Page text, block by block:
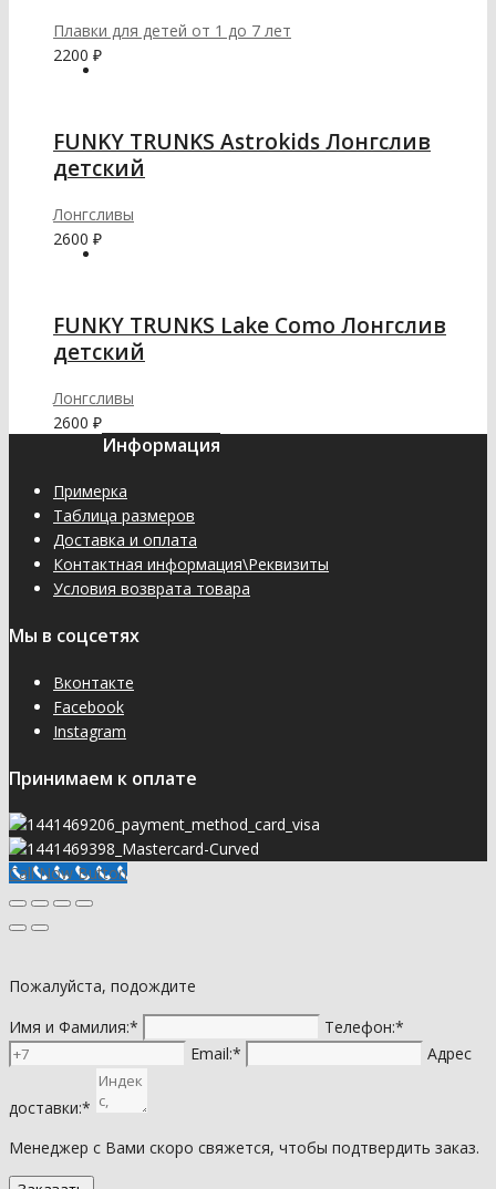
Плавки для детей от 1 до 7 лет
2200 ₽
FUNKY TRUNKS Astrokids Лонгслив
детский
Лонгсливы
2600 ₽
FUNKY TRUNKS Lake Como Лонгслив
детский
Лонгсливы
2600 ₽
Информация
Примерка
Таблица размеров
Доставка и оплата
Контактная информация\Реквизиты
Условия возврата товара
Мы в соцсетях
Вконтакте
Facebook
Instagram
Принимаем к оплате
Call Now Button
Пожалуйста, подождите
Имя и Фамилия:*
Телефон:*
Email:*
Адрес
доставки:*
Менеджер с Вами скоро свяжется, чтобы подтвердить заказ.